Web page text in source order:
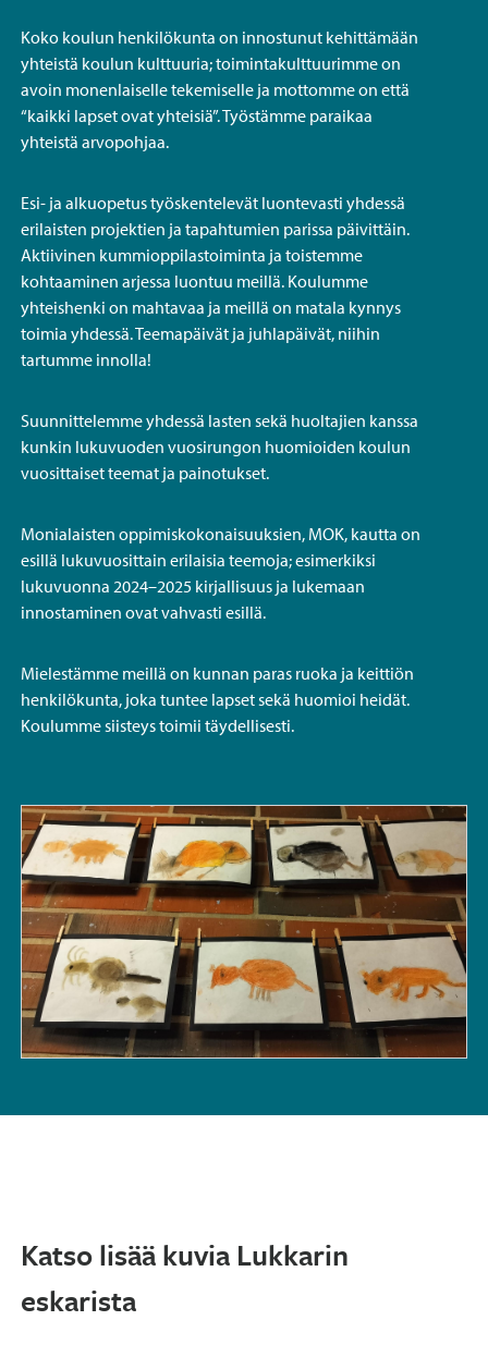
Koko koulun henkilökunta on innostunut kehittämään
yhteistä koulun kulttuuria; toimintakulttuurimme on
avoin monenlaiselle tekemiselle ja mottomme on että
“kaikki lapset ovat yhteisiä”. Työstämme paraikaa
yhteistä arvopohjaa.
Esi- ja alkuopetus työskentelevät luontevasti yhdessä
erilaisten projektien ja tapahtumien parissa päivittäin.
Aktiivinen kummioppilastoiminta ja toistemme
kohtaaminen arjessa luontuu meillä. Koulumme
yhteishenki on mahtavaa ja meillä on matala kynnys
toimia yhdessä. Teemapäivät ja juhlapäivät, niihin
tartumme innolla!
Suunnittelemme yhdessä lasten sekä huoltajien kanssa
kunkin lukuvuoden vuosirungon huomioiden koulun
vuosittaiset teemat ja painotukset.
Monialaisten oppimiskokonaisuuksien, MOK, kautta on
esillä lukuvuosittain erilaisia teemoja; esimerkiksi
lukuvuonna 2024–2025 kirjallisuus ja lukemaan
innostaminen ovat vahvasti esillä.
Mielestämme meillä on kunnan paras ruoka ja keittiön
henkilökunta, joka tuntee lapset sekä huomioi heidät.
Koulumme siisteys toimii täydellisesti.
Katso lisää kuvia Lukkarin
eskarista